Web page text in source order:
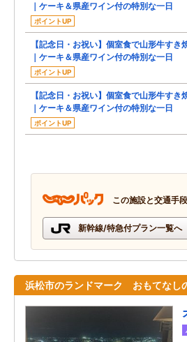
｜ケーキ＆県産ワイン付の特別な一日
ポイントUP
【記念日・お祝い】個室食で山形牛すき
｜ケーキ＆県産ワイン付の特別な一日
ポイントUP
【記念日・お祝い】個室食で山形牛すき
｜ケーキ＆県産ワイン付の特別な一日
ポイントUP
この施設と交通手
新幹線/特急付プラン一覧へ
浜松市のランドマーク おもてなし